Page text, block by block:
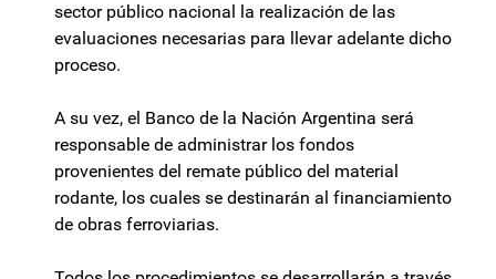
sector público nacional la realización de las
evaluaciones necesarias para llevar adelante dicho
proceso.
A su vez, el Banco de la Nación Argentina será
responsable de administrar los fondos
provenientes del remate público del material
rodante, los cuales se destinarán al financiamiento
de obras ferroviarias.